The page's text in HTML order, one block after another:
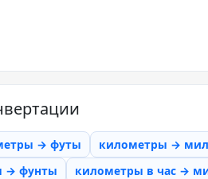
→ футы километры →
→ фунты
километры в час →